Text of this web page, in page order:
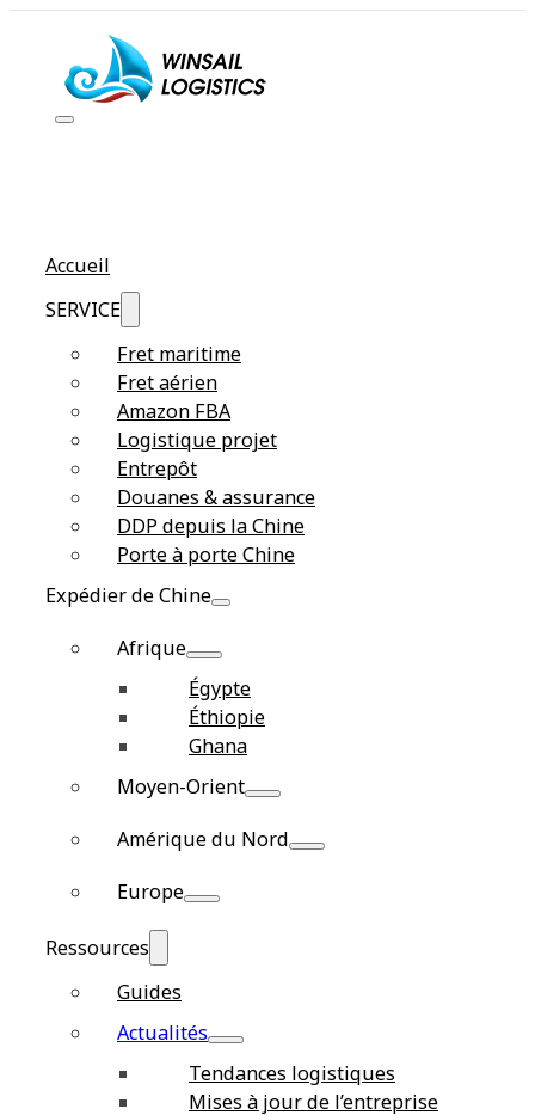
Accueil
SERVICE
Fret maritime
Fret aérien
Amazon FBA
Logistique projet
Entrepôt
Douanes & assurance
DDP depuis la Chine
Porte à porte Chine
Expédier de Chine
Afrique
Égypte
Éthiopie
Ghana
Moyen-Orient
Amérique du Nord
Europe
Ressources
Guides
Actualités
Tendances logistiques
Mises à jour de l’entreprise